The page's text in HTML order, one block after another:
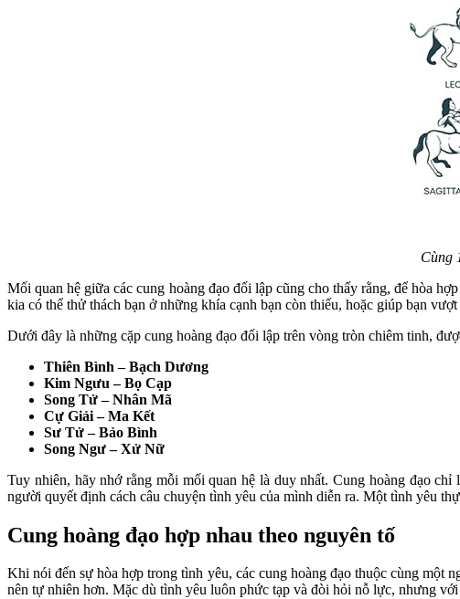
Cùng
Mối quan hệ giữa các cung hoàng đạo đối lập cũng cho thấy rằng, để hòa
kia có thể thử thách bạn ở những khía cạnh bạn còn thiếu, hoặc giúp bạn
Dưới đây là những cặp cung hoàng đạo đối lập trên vòng tròn chiêm tinh,
Thiên Bình – Bạch Dương
Kim Ngưu – Bọ Cạp
Song Tử – Nhân Mã
Cự Giải – Ma Kết
Sư Tử – Bảo Bình
Song Ngư – Xử Nữ
Tuy nhiên, hãy nhớ rằng mỗi mối quan hệ là duy nhất. Cung hoàng đạo
người quyết định cách câu chuyện tình yêu của mình diễn ra. Một tình yêu
Cung hoàng đạo hợp nhau theo nguyên tố
Khi nói đến sự hòa hợp trong tình yêu, các cung hoàng đạo thuộc cùng một
nên tự nhiên hơn. Mặc dù tình yêu luôn phức tạp và đòi hỏi nỗ lực, nhưng